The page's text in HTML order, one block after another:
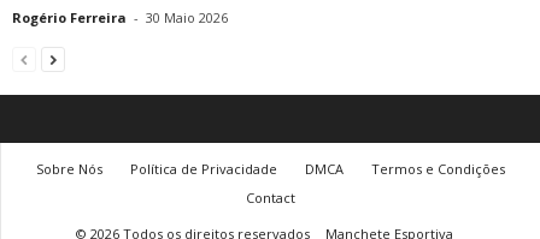
Rogério Ferreira - 30 Maio 2026
Sobre Nós Política de Privacidade DMCA
Termos e Condições
Contact
© 2026 Todos os direitos reservados
Manchete Esportiva